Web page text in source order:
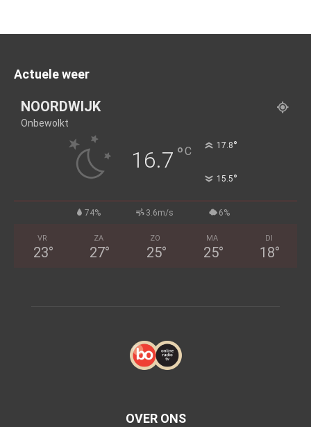
Actuele weer
NOORDWIJK
Onbewolkt
16.7 °C 17.8°
15.5°
74% 3.6m/s 6%
VR
23°
ZA
27°
ZO
25°
MA
25°
DI
18°
OVER ONS